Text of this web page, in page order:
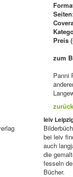
Preis
zum
Panni
zurück
leiv
bei leiv
auch
die
fesseln
Bücher.